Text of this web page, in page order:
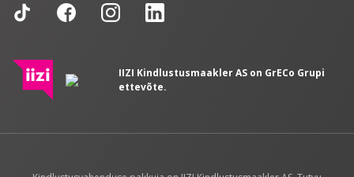
IIZI Kindlustusmaakler AS on GrECo Grupi
ettevõte.